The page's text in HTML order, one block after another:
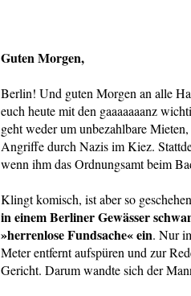
Guten Morgen,
Berlin! Und guten Morgen an alle
euch heute mit den gaaaaaaanz
geht weder um unbezahlbare
Angriffe durch Nazis im Kiez.
wenn ihm das Ordnungsamt beim
Klingt komisch, ist aber so
in einem Berliner Gewässer
»herrenlose Fundsache« ein. Nur
Meter entfernt aufspüren und zur
Gericht. Darum wandte sich der